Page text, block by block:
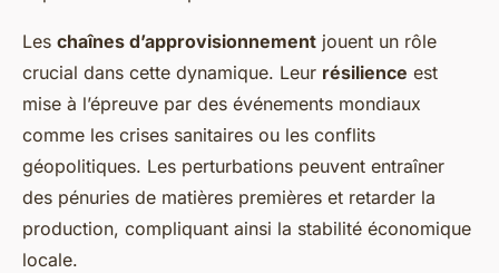
Les chaînes d’approvisionnement jouent un rôle
crucial dans cette dynamique. Leur résilience est
mise à l’épreuve par des événements mondiaux
comme les crises sanitaires ou les conflits
géopolitiques. Les perturbations peuvent entraîner
des pénuries de matières premières et retarder la
production, compliquant ainsi la stabilité économique
locale.